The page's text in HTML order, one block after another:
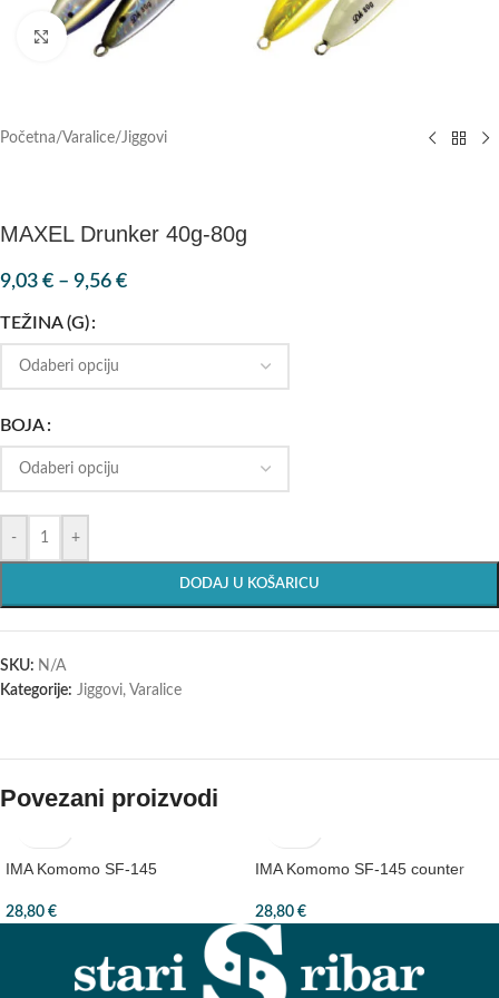
Klik za povećanje
Početna/Varalice/Jiggovi
MAXEL Drunker 40g-80g
9,03 € – 9,56 €
TEŽINA (G)
BOJA
- +
DODAJ U KOŠARICU
SKU: N/A
Kategorije: Jiggovi, Varalice
Povezani proizvodi
IMA Komomo SF-145
28,80 €
IMA Komomo SF-145 counter
28,80 €